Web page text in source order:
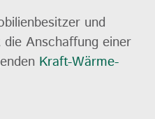
und
Anschaffung einer
Kraft-Wärme-